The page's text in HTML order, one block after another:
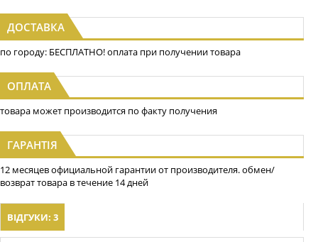
ДОСТАВКА
по городу: БЕСПЛАТНО! оплата при получении товара
ОПЛАТА
товара может производится по факту получения
ГАРАНТІЯ
12 месяцев официальной гарантии от производителя. обмен/
возврат товара в течение 14 дней
ВІДГУКИ: 3